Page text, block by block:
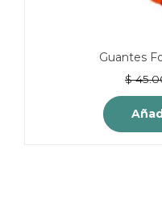
Guantes
$